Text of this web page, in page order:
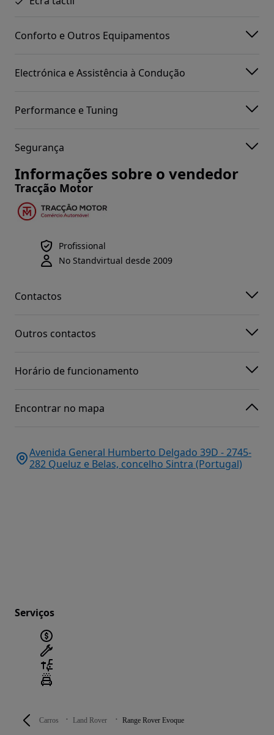
Carros Land Rover Range Rover Evoque
Conforto e Outros Equipamentos
Electrónica e Assistência à Condução
Performance e Tuning
Segurança
Informações sobre o vendedor
Tracção Motor
Profissional
No Standvirtual desde 2009
Contactos
Outros contactos
Horário de funcionamento
Encontrar no mapa
Avenida General Humberto Delgado 39D - 2745-
282 Queluz e Belas, concelho Sintra (Portugal)
Serviços